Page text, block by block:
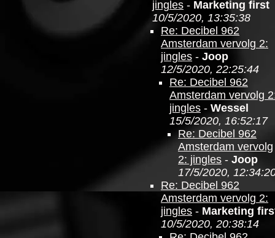
jingles - Marketing first
10/5/2020, 13:35:38
Re: Decibel 962
Amsterdam vervolg 2:
jingles - Joop
12/5/2020, 22:25:44
Re: Decibel 962
Amsterdam vervolg
jingles - Wessel
15/5/2020, 16:52:17
Re: Decibel 962
Amsterdam vervolg
2: jingles - Joop
17/5/2020,
Re: Decibel 962
Amsterdam vervolg 2:
jingles - Marketing
10/5/2020, 20:38:14